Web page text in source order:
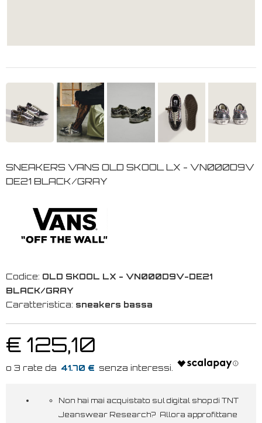
SNEAKERS VANS OLD SKOOL LX - VN000D9V
DE21 BLACK/GRAY
Codice: OLD SKOOL LX - VN000D9V-DE21
BLACK/GRAY
Caratteristica: sneakers bassa
€ 125,10
41.70 €
Non hai mai acquistato sul digital shop di TNT
Jeanswear Research? Allora approfittane